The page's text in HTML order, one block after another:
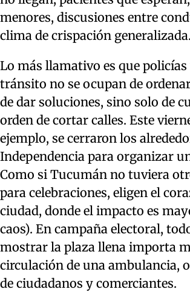
menores, discusiones entre
clima de crispación generalizada.
Lo más llamativo es que policías
tránsito no se ocupan de
de dar soluciones, sino solo de
orden de cortar calles. Este
ejemplo, se cerraron los
Independencia para organizar
Como si Tucumán no tuviera
para celebraciones, eligen el
ciudad, donde el impacto es
caos). En campaña electoral,
mostrar la plaza llena importa
circulación de una ambulancia,
de ciudadanos y comerciantes.